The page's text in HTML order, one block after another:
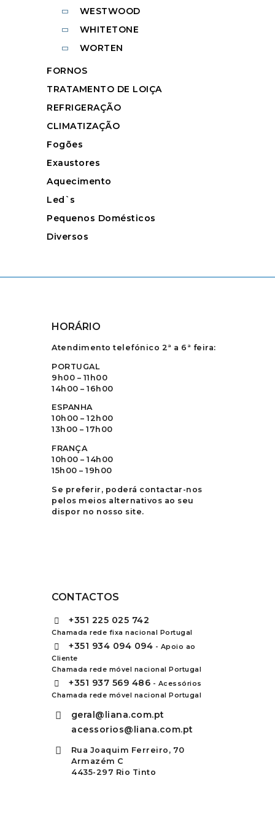
WESTWOOD
WHITETONE
WORTEN
FORNOS
TRATAMENTO DE LOIÇA
REFRIGERAÇÃO
CLIMATIZAÇÃO
Fogões
Exaustores
Aquecimento
Led`s
Pequenos Domésticos
Diversos
HORÁRIO
Atendimento telefónico 2ª a 6ª feira:
PORTUGAL
9h00 – 11h00
14h00 – 16h00
ESPANHA
10h00 – 12h00
13h00 – 17h00
FRANÇA
10h00 – 14h00
15h00 – 19h00
Se preferir, poderá contactar-nos
pelos meios alternativos ao seu
dispor no nosso site.
CONTACTOS
+351 225 025 742
Chamada rede fixa nacional Portugal
+351 934 094 094 - Apoio ao
Cliente
Chamada rede móvel nacional Portugal
+351 937 569 486 - Acessórios
Chamada rede móvel nacional Portugal
geral@liana.com.pt
acessorios@liana.com.pt
Rua Joaquim Ferreiro, 70
Armazém C
4435-297 Rio Tinto